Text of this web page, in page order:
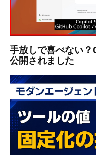
手放しで喜べない？
公開されました